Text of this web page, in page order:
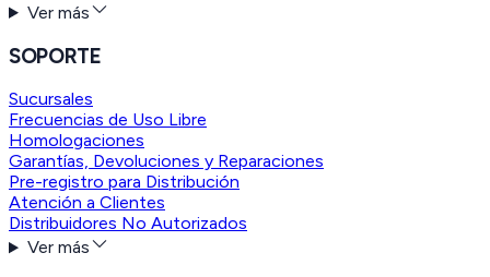
Ver más
SOPORTE
Sucursales
Frecuencias de Uso Libre
Homologaciones
Garantías, Devoluciones y Reparaciones
Pre-registro para Distribución
Atención a Clientes
Distribuidores No Autorizados
Ver más